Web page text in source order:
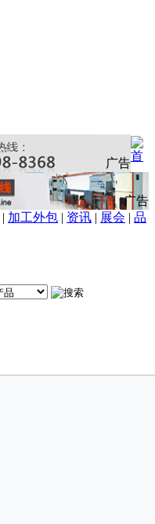
广告
广告
首
| 加工外包 | 资讯 | 展会 | 品